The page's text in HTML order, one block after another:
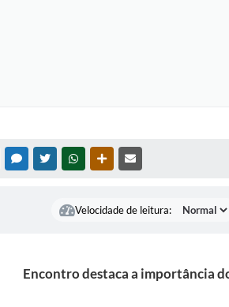
FACEBOOKMESSENGER
TWITTERWHATSAPPOUTRAS MÍDIAS
Velocidade de leitura:
Encontro destaca a importância